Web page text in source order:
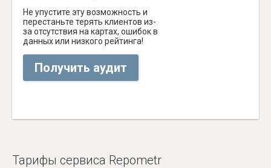
Не упустите эту возможность и
перестаньте терять клиентов из-
за отсутствия на картах, ошибок в
данных или низкого рейтинга!
Получить аудит
Тарифы сервиса Repometr